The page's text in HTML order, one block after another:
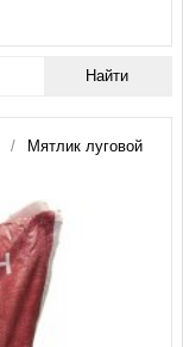
Мятлик луговой